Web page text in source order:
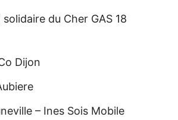
du Cher GAS 18
Dijon
– Ines Sois Mobile